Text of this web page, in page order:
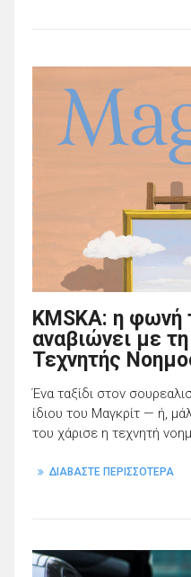
KMSKA: η φωνή
αναβιώνει με
Τεχνητής
Ένα ταξίδι στον
ίδιου του Μαγκρίτ — ή,
του χάρισε η τεχνητή
ΔΙΑΒΑΣΤΕ ΠΕΡΙΣΣΟΤΕΡΑ